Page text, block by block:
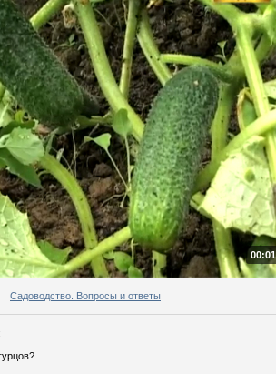
Садоводство. Вопросы и ответы